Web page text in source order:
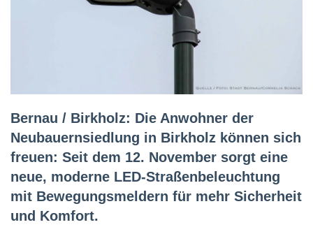
Bernau / Birkholz: Die Anwohner der
Neubauernsiedlung in Birkholz können sich
freuen: Seit dem 12. November sorgt eine
neue, moderne LED-Straßenbeleuchtung
mit Bewegungsmeldern für mehr Sicherheit
und Komfort.